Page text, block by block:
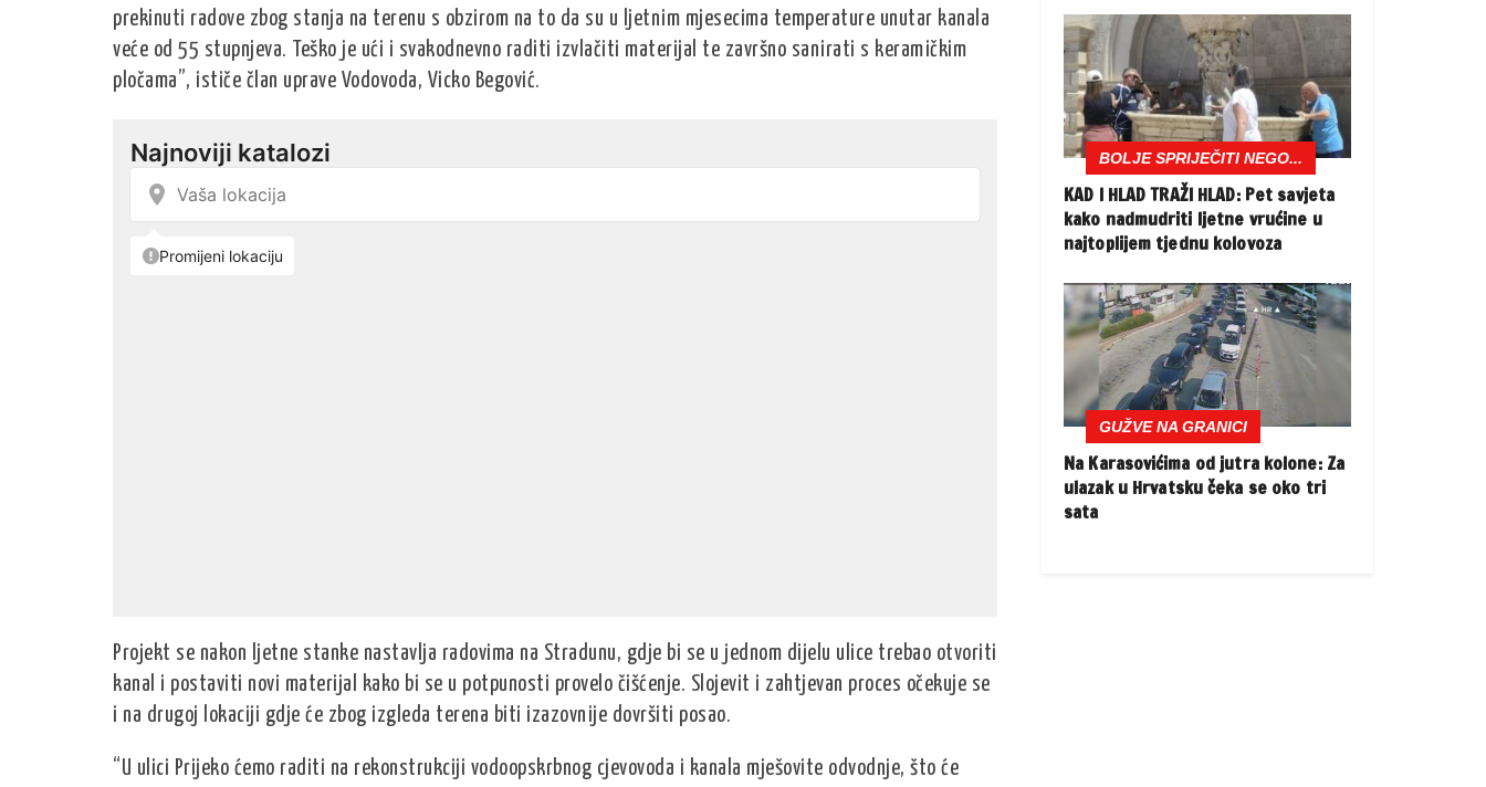
prekinuti radove zbog stanja na terenu s obzirom na to da su u ljetnim mjesecima temperature unutar kanala
veće od 55 stupnjeva. Teško je ući i svakodnevno raditi izvlačiti materijal te završno sanirati s keramičkim
pločama”, ističe član uprave Vodovoda, Vicko Begović.
Projekt se nakon ljetne stanke nastavlja radovima na Stradunu, gdje bi se u jednom dijelu ulice trebao otvoriti
kanal i postaviti novi materijal kako bi se u potpunosti provelo čišćenje. Slojevit i zahtjevan proces očekuje se
i na drugoj lokaciji gdje će zbog izgleda terena biti izazovnije dovršiti posao.
“U ulici Prijeko ćemo raditi na rekonstrukciji vodoopskrbnog cjevovoda i kanala mješovite odvodnje, što će
BOLJE SPRIJEČITI NEGO...
KAD I HLAD TRAŽI HLAD: Pet savjeta
kako nadmudriti ljetne vrućine u
najtoplijem tjednu kolovoza
GUŽVE NA GRANICI
Na Karasovićima od jutra kolone: Za
ulazak u Hrvatsku čeka se oko tri
sata